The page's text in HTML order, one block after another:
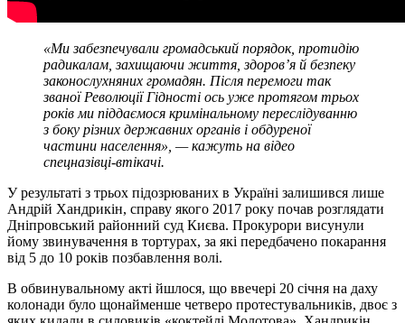
«Ми забезпечували громадський порядок, протидію
радикалам, захищаючи життя, здоров’я й безпеку
законослухняних громадян. Після перемоги так
званої Революції Гідності ось уже протягом трьох
років ми піддаємося кримінальному переслідуванню
з боку різних державних органів і обдуреної
частини населення», — кажуть на відео
спецназівці-втікачі.
У результаті з трьох підозрюваних в Україні залишився лише
Андрій Хандрикін, справу якого 2017 року почав розглядати
Дніпровський районний суд Києва. Прокурори висунули
йому звинувачення в тортурах, за які передбачено покарання
від 5 до 10 років позбавлення волі.
В обвинувальному акті йшлося, що ввечері 20 січня на даху
колонади було щонайменше четверо протестувальників, двоє з